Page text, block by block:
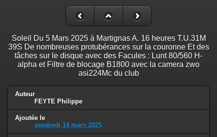
Soleil Du 5 Mars 2025 à Martignas A. 16 heures T.U.31M
39S De nombreuses protubérances sur la couronne Et des
tâches sur le disque avec des Facules : Lunt 80/560 H-
alpha et Filtre de blocage B1800 avec la camera zwo
asi224Mc du club
Auteur
FEYTE Philippe
Ajoutée le
vendredi 14 mars 2025